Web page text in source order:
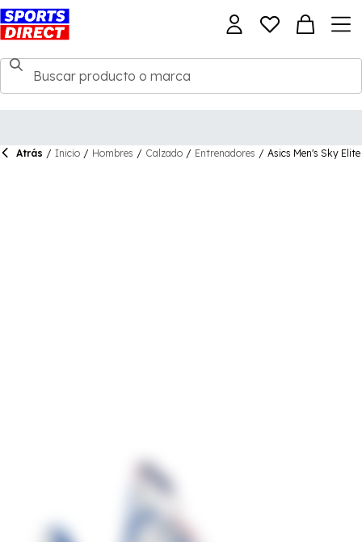
Atrás / Inicio / Hombres / Calzado / Entrenadores / Asics Men's Sky